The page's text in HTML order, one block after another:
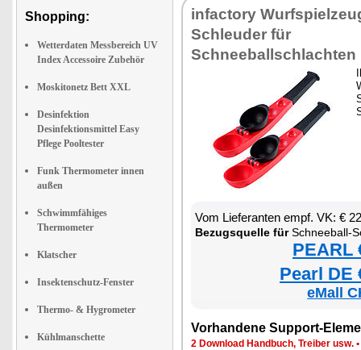
Shopping:
Wetterdaten Messbereich UV
Index Accessoire Zubehör
Moskitonetz Bett XXL
Desinfektion
Desinfektionsmittel Easy
Pflege Pooltester
Funk Thermometer innen
außen
Schwimmfähiges
Thermometer
Klatscher
Insektenschutz-Fenster
Thermo- & Hygrometer
Kühlmanschette
infactory
Schleuder für
Schneeballschlachten
Vom Lieferanten empf. VK: €
Bezugsquelle fürSchneeball-
PEARL
Pearl DE
eMall
Vorhandene Support-
2 Download Handbuch, Treiber usw. •